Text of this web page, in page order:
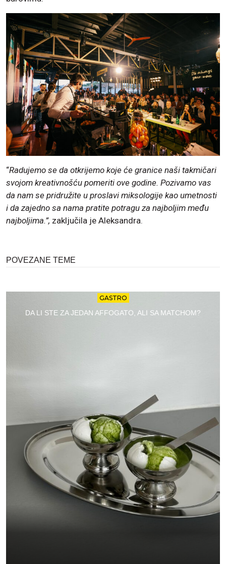
“Radujemo se da otkrijemo koje će granice naši takmičari
svojom kreativnošću pomeriti ove godine. Pozivamo vas
da nam se pridružite u proslavi miksologije kao umetnosti
i da zajedno sa nama pratite potragu za najboljim među
najboljima.”, zaključila je Aleksandra.
POVEZANE TEME
GASTRO
DA LI STE ZA JEDAN AFFOGATO, ALI SA MATCHOM?